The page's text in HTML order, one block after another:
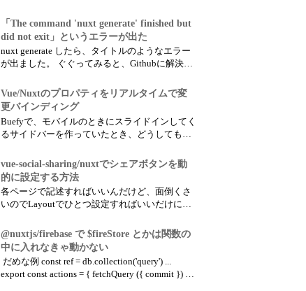
すべてを英数字にしたら、うまくいった。
「The command 'nuxt generate' finished but
did not exit」というエラーが出た
nuxt generate したら、タイトルのようなエラー
が出ました。 ぐぐってみると、Githubに解決策
ずWarningがでなくなるというわけじゃないと思
います。 https://github.com/nuxt-community/f...
Vue/Nuxtのプロパティをリアルタイムで変
更バインディング
Buefyで、モバイルのときにスライドインしてく
るサイドバーを作っていたとき、どうしてもス
あった。 (1回目はスムーズに開くけど、2回目
以降、なぜか表示ボタンを2回クリックしなけれ
ばならなかった。) 調べたら、ここにやり方書い
てあった。 ...
vue-social-sharing/nuxtでシェアボタンを動
的に設定する方法
各ページで記述すればいいんだけど、面倒くさ
いのでLayoutでひとつ設定すればいいだけにし
https://note.com/fulcrum/n/na5d6a232f427 ステッ
プ1: vue-social-sharing/nuxtをインストール 手順
は割愛。nu...
@nuxtjs/firebase で $fireStore とかは関数の
中に入れなきゃ動かない
だめな例 const ref = db.collection('query') ...
export const actions = { fetchQuery ({ commit }) {